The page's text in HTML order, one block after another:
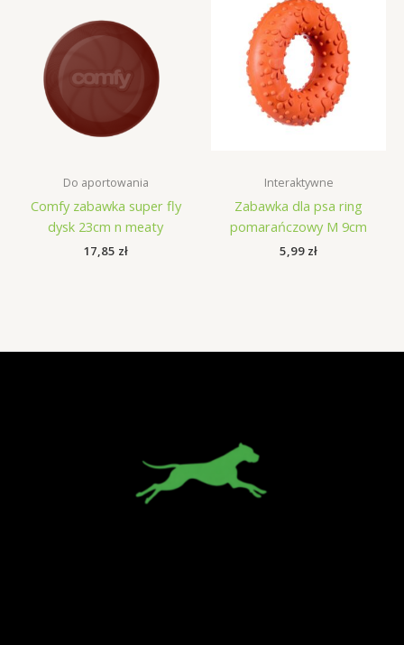
Do aportowania
Comfy zabawka super fly
dysk 23cm n meaty
17,85 zł
Interaktywne
Zabawka dla psa ring
pomarańczowy M 9cm
5,99 zł